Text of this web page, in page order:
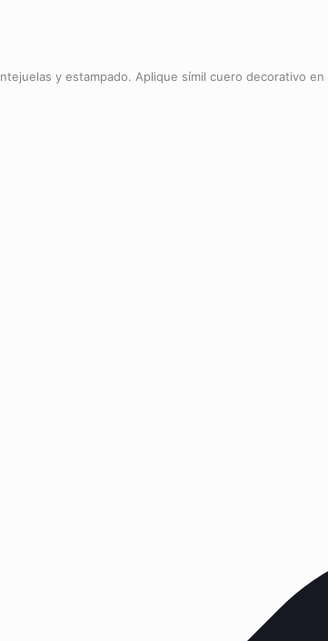
y estampado. Aplique símil cuero decorativo